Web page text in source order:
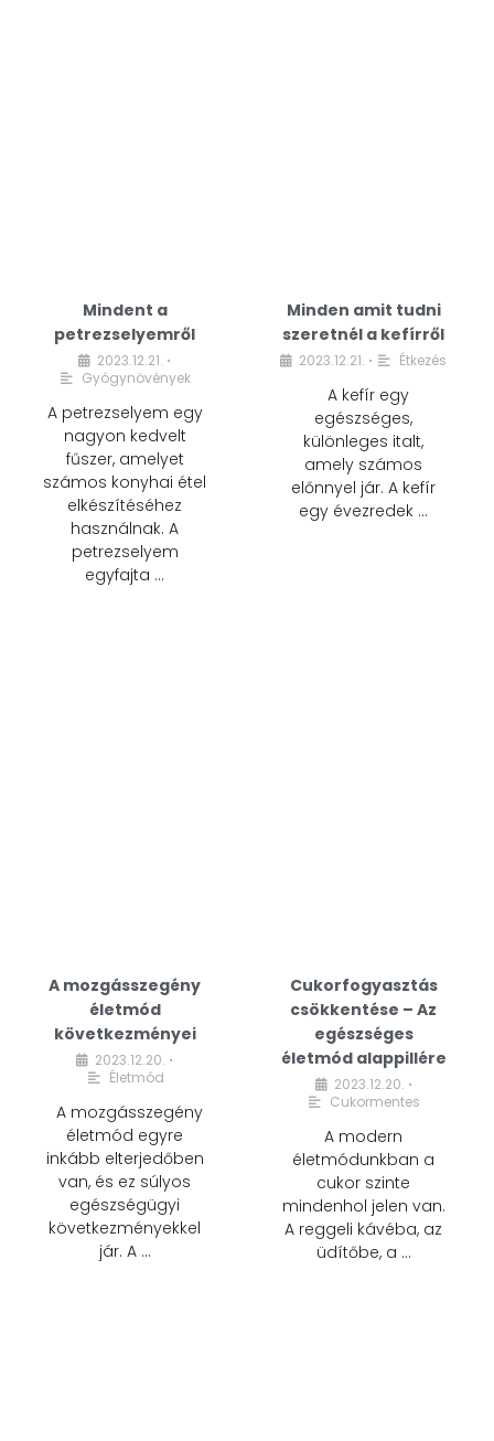
Mindent a
petrezselyemről
2023.12.21. •
Gyógynövények
A petrezselyem egy
nagyon kedvelt
fűszer, amelyet
számos konyhai étel
elkészítéséhez
használnak. A
petrezselyem
egyfajta …
Minden amit tudni
szeretnél a kefírről
2023.12.21. • Étkezés
A kefír egy
egészséges,
különleges italt,
amely számos
előnnyel jár. A kefír
egy évezredek …
A mozgásszegény
életmód
következményei
2023.12.20. •
Életmód
A mozgásszegény
életmód egyre
inkább elterjedőben
van, és ez súlyos
egészségügyi
következményekkel
jár. A …
Cukorfogyasztás
csökkentése – Az
egészséges
életmód alappillére
2023.12.20. •
Cukormentes
A modern
életmódunkban a
cukor szinte
mindenhol jelen van.
A reggeli kávéba, az
üdítőbe, a …